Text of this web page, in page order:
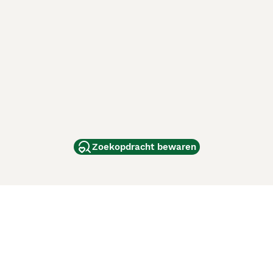
Zoekopdracht bewaren